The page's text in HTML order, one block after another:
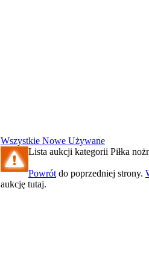
Wszystkie Nowe Używane
Lista aukcji kategorii Piłka
Powrót do poprzedniej strony.
aukcję tutaj.